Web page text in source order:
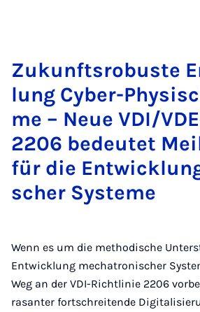
Zu­kunfts­ro­bus­te
lung Cy­ber-
me – Neue VDI/
2206 be­deu­tet
für die
scher Sys­te­me
Wenn es um die methodische
Entwicklung mechatronischer
Weg an der VDI-Richtlinie 2206
rasanter fortschreitende